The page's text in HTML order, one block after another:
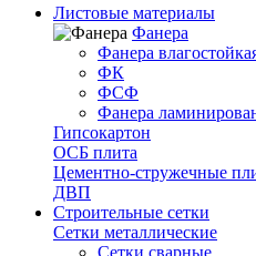
Листовые материалы
Фанера
Фанера
ФК
ФСФ
Фанера
Гипсокартон
ОСБ плита
Цементно-стружечные
ДВП
Строительные сетки
Сетки металлические
Сетки сварные